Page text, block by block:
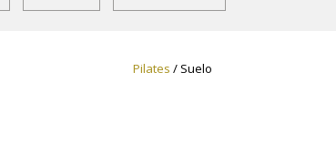
Pilates / Suelo